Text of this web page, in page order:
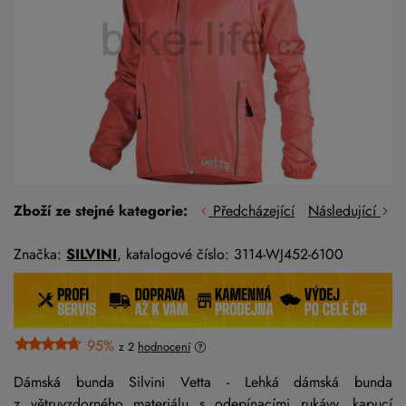
Zboží ze stejné kategorie: Předcházející Následující
Značka: SILVINI, katalogové číslo: 3114-WJ452-6100
95% z 2 hodnocení
Dámská bunda Silvini Vetta - Lehká dámská bunda